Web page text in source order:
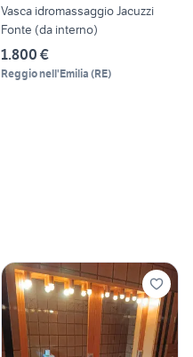
Vasca idromassaggio Jacuzzi
Fonte (da interno)
1.800 €
Reggio nell'Emilia (RE)